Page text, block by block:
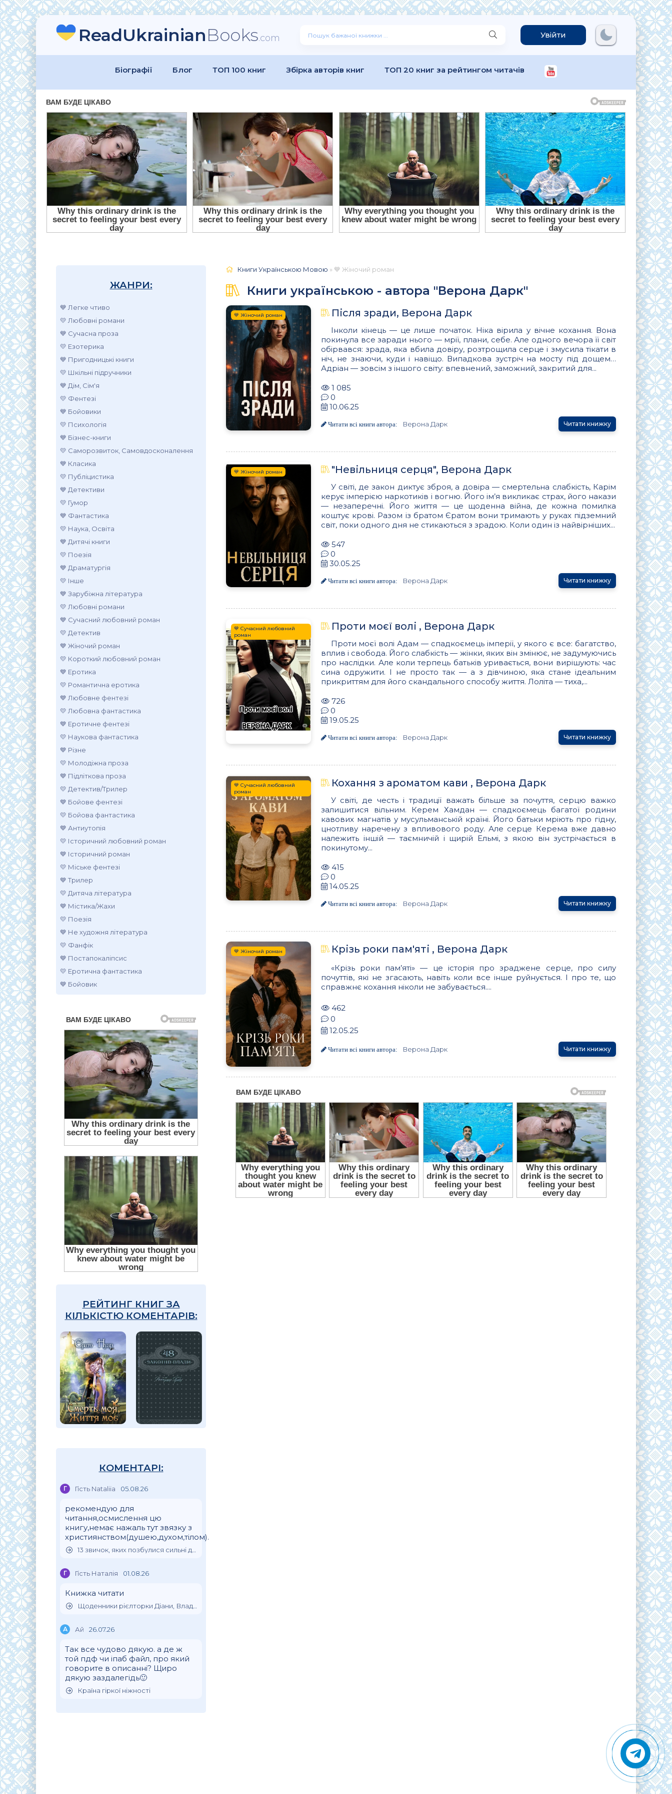
ReadUkrainianBooks.com Увійти
Біографії Блог ТОП 100 книг Збірка авторів книг ТОП 20 книг за рейтингом читачів
ЖАНРИ:
💙 Легке чтиво
💛 Любовні романи
💙 Сучасна проза
💛 Езотерика
💙 Пригодницькі книги
💛 Шкільні підручники
💙 Дім, Сім'я
💛 Фентезі
💙 Бойовики
💛 Психологія
💙 Бізнес-книги
💛 Саморозвиток, Самовдосконалення
💙 Класика
💛 Публіцистика
💙 Детективи
💛 Гумор
💙 Фантастика
💛 Наука, Освіта
💙 Дитячі книги
💛 Поезія
💙 Драматургія
💛 Інше
💙 Зарубіжна література
💛 Любовні романи
💙 Сучасний любовний роман
💛 Детектив
💙 Жіночий роман
💛 Короткий любовний роман
💙 Еротика
💛 Романтична еротика
💙 Любовне фентезі
💛 Любовна фантастика
💙 Еротичне фентезі
💛 Наукова фантастика
💙 Різне
💛 Молодіжна проза
💙 Підліткова проза
💛 Детектив/Трилер
💙 Бойове фентезі
💛 Бойова фантастика
💙 Антиутопія
💛 Історичний любовний роман
💙 Історичний роман
💛 Міське фентезі
💙 Трилер
💛 Дитяча література
💙 Містика/Жахи
💛 Поезія
💙 Не художня література
💛 Фанфік
💙 Постапокаліпсис
💛 Еротична фантастика
💙 Бойовик
РЕЙТИНГ КНИГ ЗА
КІЛЬКІСТЮ КОМЕНТАРІВ:
КОМЕНТАРІ:
Г Гість Nataliia 05.08.26
рекомендую для
читання,осмислення цю
книгу,немає нажаль тут звязку з
християнством(душею,духом,тілом).
13 звичок, яких позбулися сильні духом люди
Г Гість Наталія 01.08.26
Книжка читати
Щоденники рієлторки Діани, Влада Клімова
А Ай 26.07.26
Так все чудово дякую. а де ж
той пдф чи іпаб файл, про який
говорите в описанні? Щиро
дякую заздалегідь🙂
Країна гіркої ніжності
Книги Українською Мовою » 💙 Жіночий роман
Книги українською - автора "Верона Дарк"
💙 Жіночий роман Після зради, Верона Дарк
Інколи кінець — це лише початок. Ніка вірила у вічне кохання. Вона
покинула все заради нього — мрії, плани, себе. Але одного вечора її світ
обірвався: зрада, яка вбила довіру, розтрощила серце і змусила тікати в
ніч, не знаючи, куди і навіщо. Випадкова зустріч на мосту під дощем…
Адріан — зовсім з іншого світу: впевнений, заможний, закритий для...
1 085
0
10.06.25
Читати всі книги автора: Верона Дарк Читати книжку
💙 Жіночий роман "Невільниця серця", Верона Дарк
У світі, де закон диктує зброя, а довіра — смертельна слабкість, Карім
керує імперією наркотиків і вогню. Його ім’я викликає страх, його накази
— незаперечні. Його життя — це щоденна війна, де кожна помилка
коштує крові. Разом із братом Єратом вони тримають у руках підземний
світ, поки одного дня не стикаються з зрадою. Коли один із найвірніших...
547
0
30.05.25
Читати всі книги автора: Верона Дарк Читати книжку
💙 Сучасний любовний
роман
Проти моєї волі , Верона Дарк
Проти моєї волі Адам — спадкоємець імперії, у якого є все: багатство,
вплив і свобода. Його слабкість — жінки, яких він змінює, не задумуючись
про наслідки. Але коли терпець батьків уривається, вони вирішують: час
сина одружити. І не просто так — а з дівчиною, яка стане ідеальним
прикриттям для його скандального способу життя. Лоліта — тиха,...
726
0
19.05.25
Читати всі книги автора: Верона Дарк Читати книжку
💙 Сучасний любовний
роман
Кохання з ароматом кави , Верона Дарк
У світі, де честь і традиції важать більше за почуття, серцю важко
залишитися вільним. Керем Хамдан — спадкоємець багатої родини
кавових магнатів у мусульманській країні. Його батьки мріють про гідну,
цнотливу наречену з впливового роду. Але серце Керема вже давно
належить іншій — таємничій і щирій Ельмі, з якою він зустрічається в
покинутому...
415
0
14.05.25
Читати всі книги автора: Верона Дарк Читати книжку
💙 Жіночий роман Крізь роки пам'яті , Верона Дарк
«Крізь роки пам’яті» — це історія про зраджене серце, про силу
почуттів, які не згасають, навіть коли все інше руйнується. І про те, що
справжнє кохання ніколи не забувається....
462
0
12.05.25
Читати всі книги автора: Верона Дарк Читати книжку